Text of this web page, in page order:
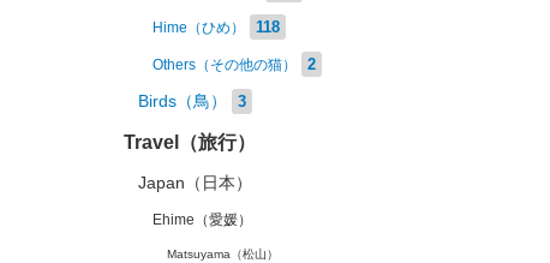
Hime（ひめ） 118
Others（その他の猫） 2
Birds（鳥） 3
Travel（旅行）
Japan（日本）
Ehime（愛媛）
Matsuyama（松山）